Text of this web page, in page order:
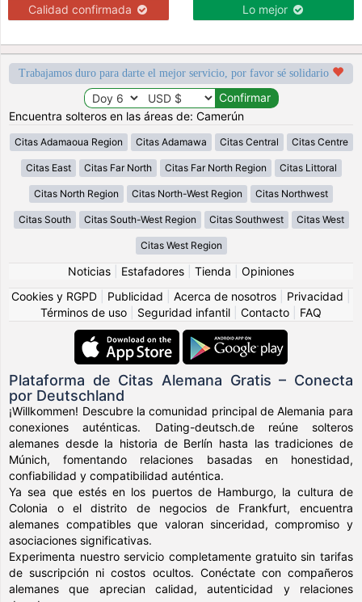
Calidad confirmada Lo mejor
Trabajamos duro para darte el mejor servicio, por favor sé solidario
Encuentra solteros en las áreas de: Camerún
Citas Adamaoua Region Citas Adamawa Citas Central Citas Centre
Citas East Citas Far North Citas Far North Region Citas Littoral
Citas North Region Citas North-West Region Citas Northwest
Citas South Citas South-West Region Citas Southwest Citas West
Citas West Region
Noticias Estafadores Tienda
Opiniones
Cookies y RGPD
Publicidad Acerca de nosotros Privacidad
Términos de uso
Seguridad infantil Contacto FAQ
Plataforma de Citas Alemana Gratis – Conecta
por Deutschland
¡Willkommen! Descubre la comunidad principal de Alemania para
conexiones auténticas. Dating-deutsch.de reúne solteros
alemanes desde la historia de Berlín hasta las tradiciones de
Múnich, fomentando relaciones basadas en honestidad,
confiabilidad y compatibilidad auténtica.
Ya sea que estés en los puertos de Hamburgo, la cultura de
Colonia o el distrito de negocios de Frankfurt, encuentra
alemanes compatibles que valoran sinceridad, compromiso y
asociaciones significativas.
Experimenta nuestro servicio completamente gratuito sin tarifas
de suscripción ni costos ocultos. Conéctate con compañeros
alemanes que aprecian calidad, autenticidad y relaciones